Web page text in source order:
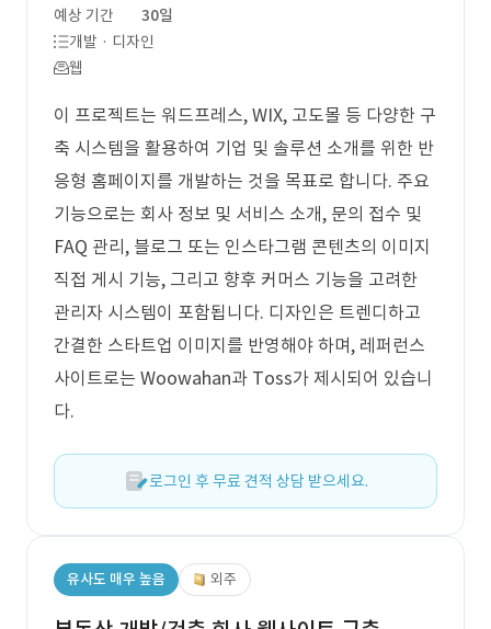
예상 기간
30일
개발 · 디자인
웹
이 프로젝트는 워드프레스, WIX, 고도몰 등 다양한 구
축 시스템을 활용하여 기업 및 솔루션 소개를 위한 반
응형 홈페이지를 개발하는 것을 목표로 합니다. 주요
기능으로는 회사 정보 및 서비스 소개, 문의 접수 및
FAQ 관리, 블로그 또는 인스타그램 콘텐츠의 이미지
직접 게시 기능, 그리고 향후 커머스 기능을 고려한
관리자 시스템이 포함됩니다. 디자인은 트렌디하고
간결한 스타트업 이미지를 반영해야 하며, 레퍼런스
사이트로는 Woowahan과 Toss가 제시되어 있습니
다.
로그인 후 무료 견적 상담 받으세요.
유사도 매우 높음 외주